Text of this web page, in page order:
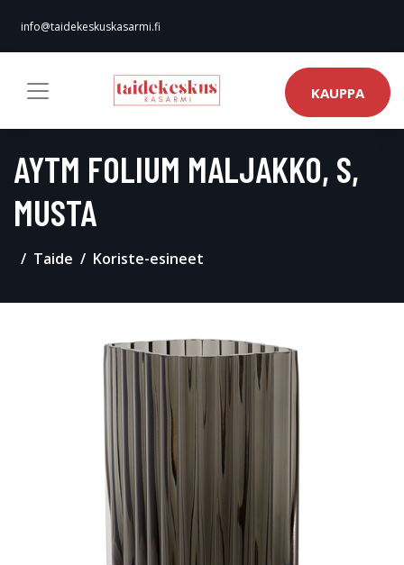
info@taidekeskuskasarmi.fi
KAUPPA
AYTM FOLIUM MALJAKKO, S,
MUSTA
Taide Koriste-esineet